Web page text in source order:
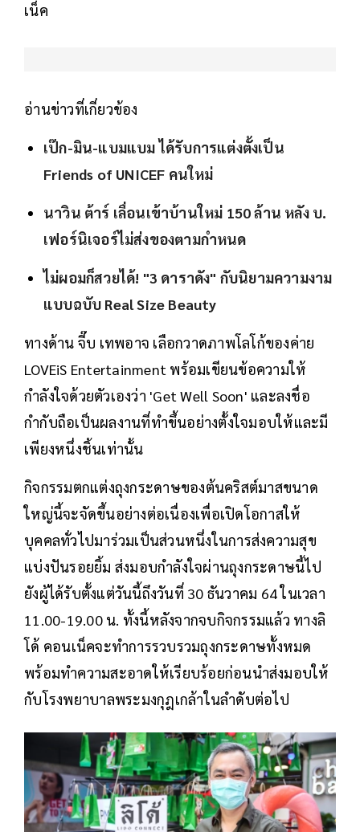
เน็ค
อ่านข่าวที่เกี่ยวข้อง
เป๊ก-มิน-แบมแบม ได้รับการแต่งตั้งเป็น
Friends of UNICEF คนใหม่
นาวิน ต้าร์ เลื่อนเข้าบ้านใหม่ 150 ล้าน หลัง บ.
เฟอร์นิเจอร์ไม่ส่งของตามกำหนด
ไม่ผอมก็สวยได้! "3 ดาราดัง" กับนิยามความงาม
แบบฉบับ Real Size Beauty
ทางด้าน จี๊บ เทพอาจ เลือกวาดภาพโลโก้ของค่าย
LOVEiS Entertainment พร้อมเขียนข้อความให้
กำลังใจด้วยตัวเองว่า 'Get Well Soon' และลงชื่อ
กำกับถือเป็นผลงานที่ทำขึ้นอย่างตั้งใจมอบให้และมี
เพียงหนึ่งชิ้นเท่านั้น
กิจกรรมตกแต่งถุงกระดาษของต้นคริสต์มาสขนาด
ใหญ่นี้จะจัดขึ้นอย่างต่อเนื่องเพื่อเปิดโอกาสให้
บุคคลทั่วไปมาร่วมเป็นส่วนหนึ่งในการส่งความสุข
แบ่งปันรอยยิ้ม ส่งมอบกำลังใจผ่านถุงกระดาษนี้ไป
ยังผู้ได้รับตั้งแต่วันนี้ถึงวันที่ 30 ธันวาคม 64 ในเวลา
11.00-19.00 น. ทั้งนี้หลังจากจบกิจกรรมแล้ว ทางลิ
โด้ คอนเน็คจะทำการรวบรวมถุงกระดาษทั้งหมด
พร้อมทำความสะอาดให้เรียบร้อยก่อนนำส่งมอบให้
กับโรงพยาบาลพระมงกุฎเกล้าในลำดับต่อไป